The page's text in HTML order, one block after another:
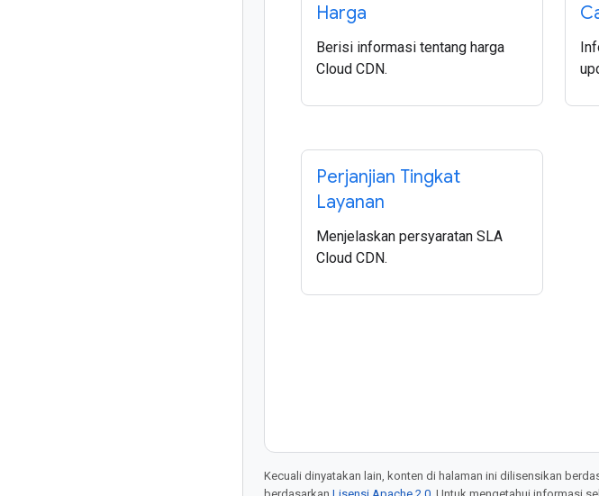
Harga
Berisi informasi tentang harga
Cloud CDN.
Perjanjian Tingkat
Layanan
Menjelaskan persyaratan SLA
Cloud CDN.
Kecuali dinyatakan lain, konten di halaman ini dilisensikan